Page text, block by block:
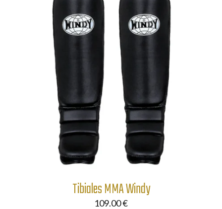
Tibiales MMA Windy
109.00€